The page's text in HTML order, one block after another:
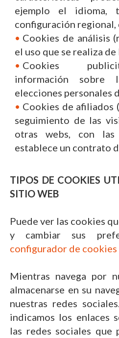
ejemplo el idioma,
configuración regional,
Cookies de análisis
el uso que se realiza de
Cookies
información sobre
elecciones personales
Cookies de afiliados
seguimiento de las
otras webs, con
establece un contrato
TIPOS DE COOKIES
SITIO WEB
Puede ver las cookies
y cambiar sus
configurador de cookies
Mientras navega por
almacenarse en su
nuestras redes
indicamos los enlaces
las redes sociales que